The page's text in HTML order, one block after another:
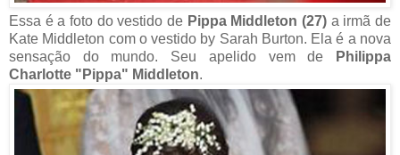
Essa é a foto do vestido de Pippa Middleton (27) a irmã de
Kate Middleton com o vestido by Sarah Burton. Ela é a nova
sensação do mundo.
Seu apelido vem de Philippa
Charlotte "Pippa" Middleton.